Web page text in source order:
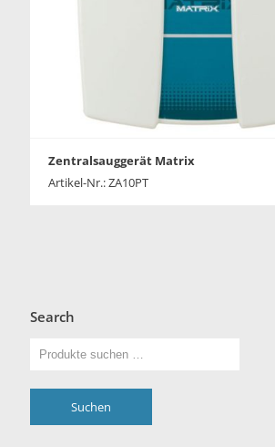
Zentralsauggerät Matrix
Artikel-Nr.: ZA10PT
Search
Suchen